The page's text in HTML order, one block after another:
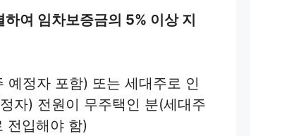
여 임차보증금의 5% 이상 지
예정자 포함) 또는 세대주로 인
자) 전원이 무주택인 분(세대주
전입해야 함)